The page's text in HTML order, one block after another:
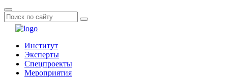
Институт
Эксперты
Спецпроекты
Мероприятия